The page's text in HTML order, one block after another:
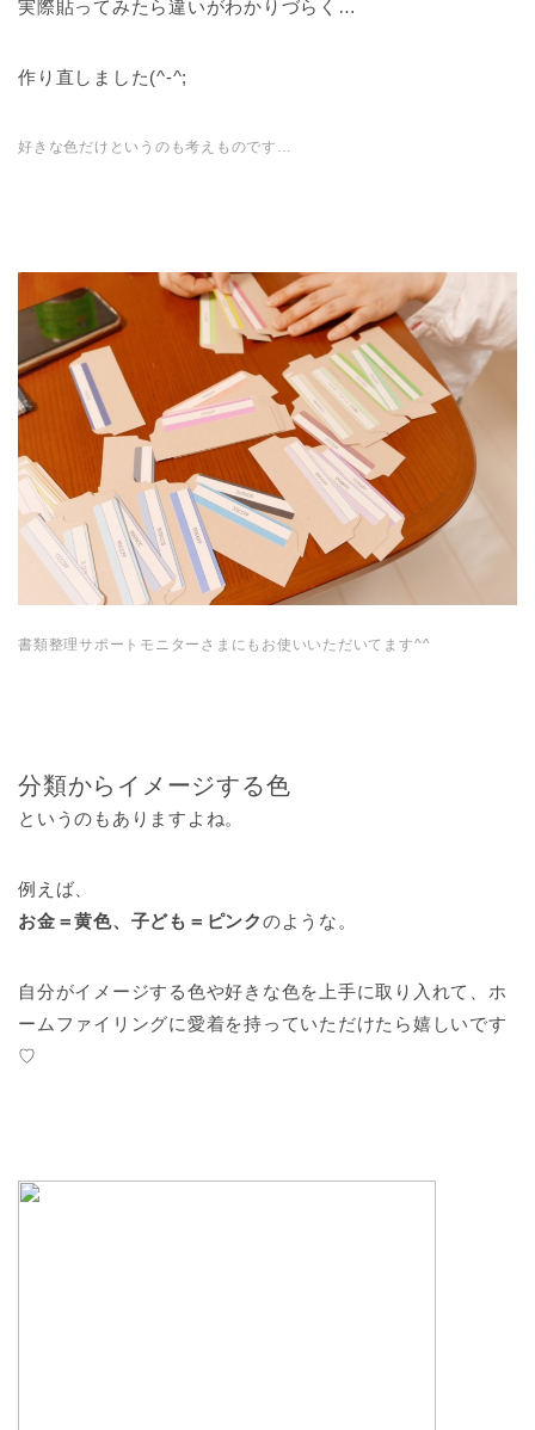
実際貼ってみたら違いがわかりづらく…
作り直しました(^-^;
好きな色だけというのも考えものです…
書類整理サポートモニターさまにもお使いいただいてます^^
分類からイメージする色
というのもありますよね。
例えば、
お金＝黄色、子ども＝ピンクのような。
自分がイメージする色や好きな色を上手に取り入れて、ホ
ームファイリングに愛着を持っていただけたら嬉しいです
♡